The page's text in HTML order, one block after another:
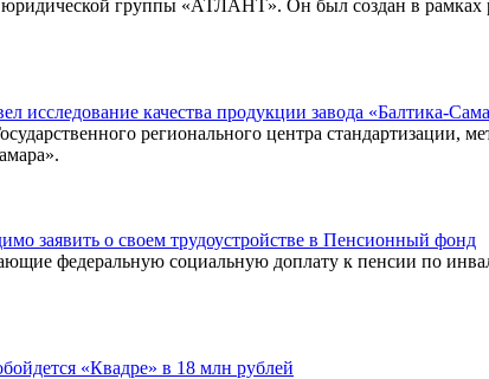
группы «АТЛАНТ». Он был создан в
исследование качества продукции завода «Балтика-
регионального центра стандартизации,
заявить о своем трудоустройстве в Пенсионный фонд
федеральную социальную доплату к пенсии по
«Квадре» в 18 млн рублей